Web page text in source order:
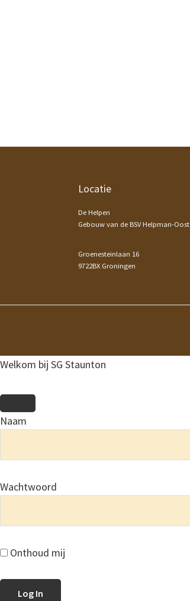
Locatie
De Helpen
Gebouw van de BSV Helpman-Oost
Groenesteinlaan 16
9722BX Groningen
Welkom bij SG Staunton
Naam
Wachtwoord
Onthoud mij